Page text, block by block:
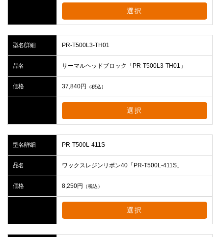
選択
型名/詳細 PR-T500L3-TH01
品名 サーマルヘッドブロック「PR-T500L3-TH01」
価格 37,840円 （税込）
選択
型名/詳細 PR-T500L-411S
品名 ワックスレジンリボン40「PR-T500L-411S」
価格 8,250円 （税込）
選択